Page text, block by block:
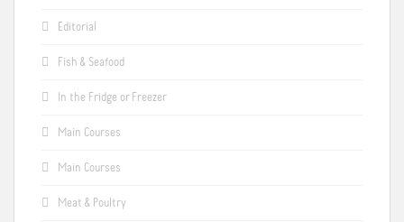
Editorial
Fish & Seafood
In the Fridge or Freezer
Main Courses
Main Courses
Meat & Poultry